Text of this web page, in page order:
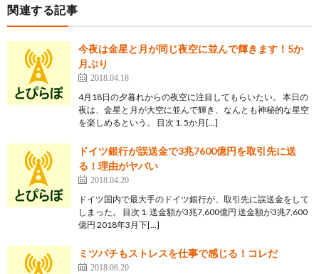
関連する記事
今夜は金星と月が同じ夜空に並んで輝きます！5か
月ぶり
2018.04.18
4月18日の夕暮れからの夜空に注目してもらいたい。 本日の
夜は、金星と月が大空に並んで輝き、なんとも神秘的な星空
を楽しめるという。 目次 1. 5か月[…]
ドイツ銀行が誤送金で3兆7600億円を取引先に送
る！理由がヤバい
2018.04.20
ドイツ国内で最大手のドイツ銀行が、取引先に誤送金をして
しまった。 目次 1. 送金額が3兆7,600億円 送金額が3兆7,600
億円 2018年3月下[…]
ミツバチもストレスを仕事で感じる！コレだ
2018.06.20